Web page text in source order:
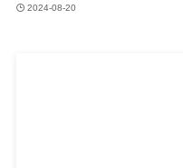
2024-08-20